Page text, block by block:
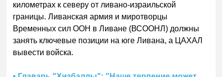
километрах к северу от ливано-израильской
границы. Ливанская армия и миротворцы
Временных сил ООН в Ливане (ВСООНЛ) должны
занять ключевые позиции на юге Ливана, а ЦАХАЛ
вывести войска.